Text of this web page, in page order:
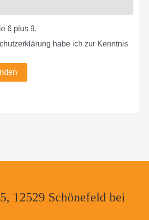
6 plus 9.
habe ich zur Kenntnis
12529 Schönefeld bei